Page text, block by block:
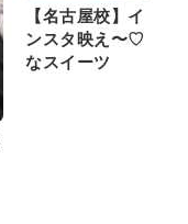
【名古屋校】イ
ンスタ映え〜♡
なスイーツ